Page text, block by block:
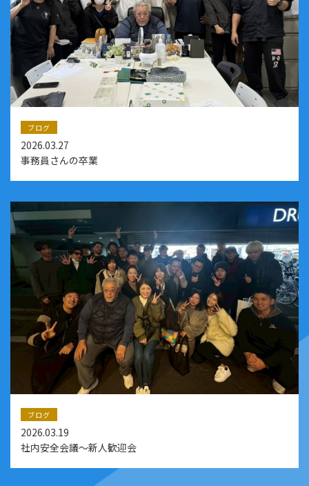
ブログ
2026.03.27
事務員さんの卒業
ブログ
2026.03.19
社内安全会議～新人歓迎会